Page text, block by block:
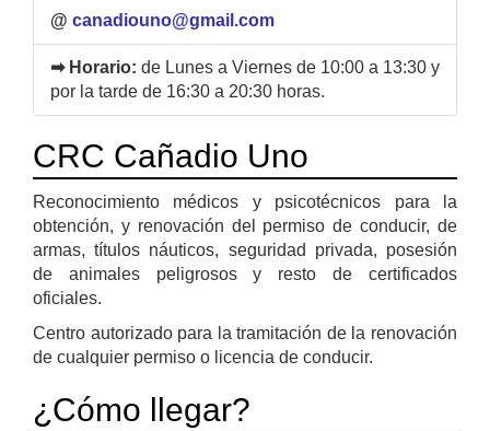
@ canadiouno@gmail.com
➡ Horario: de Lunes a Viernes de 10:00 a 13:30 y
por la tarde de 16:30 a 20:30 horas.
CRC Cañadio Uno
Reconocimiento médicos y psicotécnicos para la
obtención, y renovación del permiso de conducir, de
armas, títulos náuticos, seguridad privada, posesión
de animales peligrosos y resto de certificados
oficiales.
Centro autorizado para la tramitación de la renovación
de cualquier permiso o licencia de conducir.
¿Cómo llegar?